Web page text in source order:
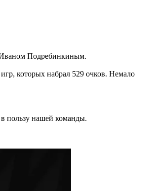
Иваном Подребинкиным.
которых набрал 529 очков. Немало
пользу нашей команды.